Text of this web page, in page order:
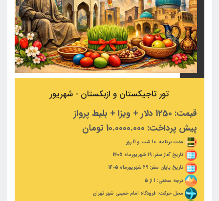
تور تاجیکستان و ازبکستان - شهریور
قیمت: 1250 دلار + ویزا + بلیط پرواز
پیش پرداخت: 10.0000.000 تومان
مدت برنامه: 10 شب و 11 روز
تاریخ آغاز سفر: 19 شهریورماه 1405
تاریخ پایان سفر: 29 شهریورماه 1405
درجه سختی: 1 از 5
محل حرکت: فرودگاه امام خمینی شهر تهران